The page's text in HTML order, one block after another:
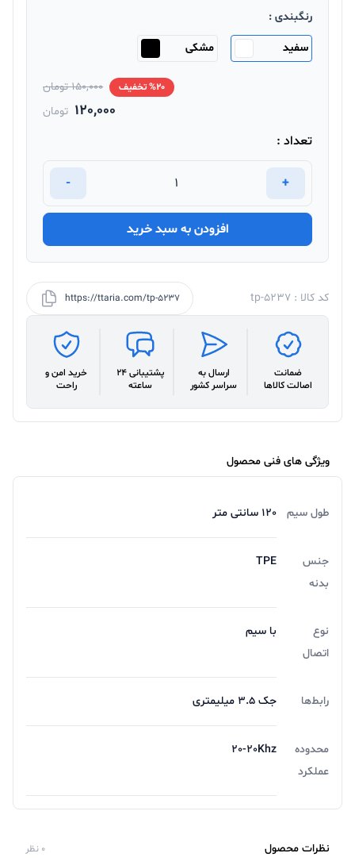
رنگبندی :
سفید مشکی
%20 تخفیف 150,000 تومان
120,000 تومان
تعداد :
+
-
افزودن به سبد خرید
کد کالا : tp-5237 https://ttaria.com/tp-5237
ضمانت
اصالت کالاها
ارسال به
سراسر کشور
پشتیبانی 24
ساعته
خرید امن و
راحت
ویژگی های فنی محصول
طول سیم 120 سانتی متر
جنس
بدنه
TPE
نوع
اتصال
با سیم
رابط‌ها جک 3.5 میلیمتری
محدوده
عملکرد
20-20Khz
نظرات محصول 0 نظر